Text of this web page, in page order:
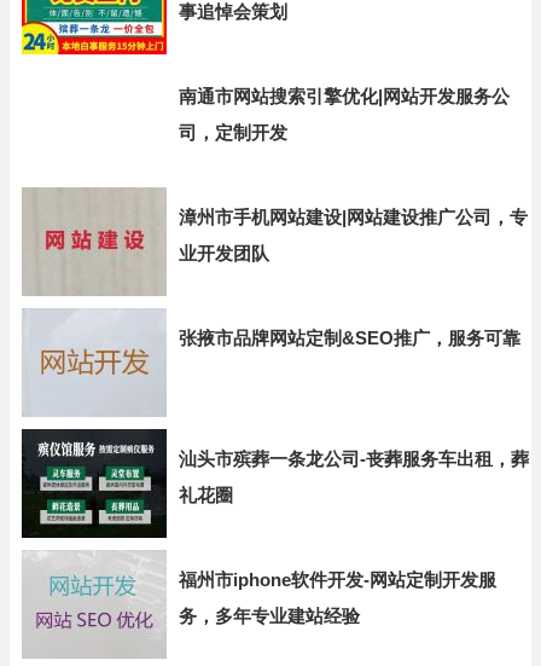
事追悼会策划
南通市网站搜索引擎优化|网站开发服务公
司，定制开发
漳州市手机网站建设|网站建设推广公司，专
业开发团队
张掖市品牌网站定制&SEO推广，服务可靠
汕头市殡葬一条龙公司-丧葬服务车出租，葬
礼花圈
福州市iphone软件开发-网站定制开发服
务，多年专业建站经验